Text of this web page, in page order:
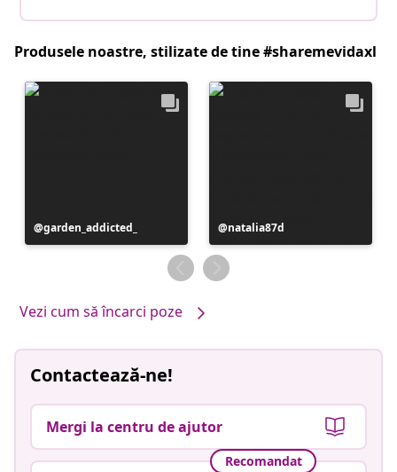
Produsele noastre, stilizate de tine #sharemevidaxl
Postare
publicată
garden_addicted_
Postare
publicată
de
natalia87d
Vezi cum să încarci poze
Contactează-ne!
Mergi la centru de ajutor
Recomandat